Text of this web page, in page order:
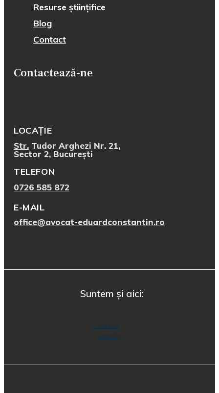
Resurse științifice
Blog
Contact
Contactează-ne
LOCAȚIE
Str. Tudor Arghezi Nr. 21,
Sector 2, București
TELEFON
0726 585 872
E-MAIL
office@avocat-eduardconstantin.ro
Suntem și aici:
Facebook
Linkedin